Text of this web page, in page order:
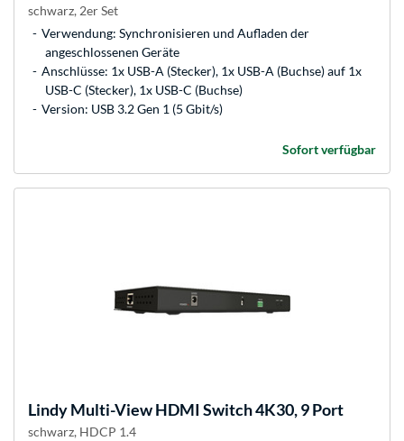
schwarz, 2er Set
Verwendung: Synchronisieren und Aufladen der
angeschlossenen Geräte
Anschlüsse: 1x USB-A (Stecker), 1x USB-A (Buchse) auf 1x
USB-C (Stecker), 1x USB-C (Buchse)
Version: USB 3.2 Gen 1 (5 Gbit/s)
Sofort verfügbar
LindyMulti-View HDMI Switch 4K30, 9 Port
schwarz, HDCP 1.4